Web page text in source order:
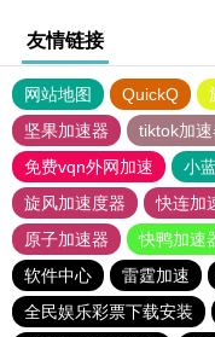
友情链接
网站地图 QuickQ
坚果加速器
tiktok加速
免费vqn外网加速
小
旋风加速度器
快连加
原子加速器
快鸭加速
软件中心
雷霆加速
全民娱乐彩票下载安装